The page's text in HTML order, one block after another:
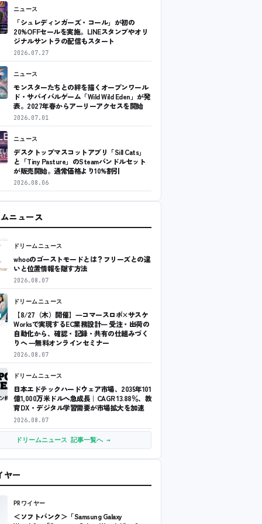
ニュース
「シュレディンガーズ・コール」が初の
20%OFFセールを実施。LINEスタンプやオリ
ジナルサントラの配信もスタート
2026.07.27
ニュース
モンスターたちとの絆を描くオープンワール
ド・サバイバルゲーム「Wild Wild Eden」が発
表。2027年春からアーリーアクセスを開始
2026.07.01
ニュース
デスクトップマスコットアプリ「Sill Cats」
と「Tiny Pasture」のSteamバンドルセット
が販売開始。通常価格より10%割引
2026.08.06
ニュース
ドリームニュース
whooのゴーストモードとは？フリーズとの違
いと位置情報を隠す方法
2026.08.07
ドリームニュース
【8/27（木）開催】―コマースロボ×サスケ
Worksで実現するEC業務設計― 受注・出荷の
自動化から、確認・記録・共有の仕組みづく
りへ ―無料オンラインセミナー
2026.08.07
ドリームニュース
日本エドテックハードウェア市場、2035年101
億1,000万米ドルへ急成長｜CAGR 13.88％、教
育DX・デジタル学習需要が市場拡大を加速
2026.08.07
ドリームニュース 記事一覧へ →
ヤー
PRワイヤー
＜ソフトバンク＞「Samsung Galaxy